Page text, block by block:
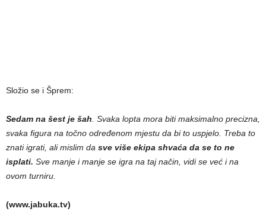
Složio se i Šprem:
Sedam na šest je šah . Svaka lopta mora biti maksimalno precizna,
svaka figura na točno određenom mjestu da bi to uspjelo. Treba to
znati igrati, ali mislim da sve više ekipa shvaća da se to ne
isplati. Sve manje i manje se igra na taj način, vidi se već i na
ovom turniru.
(www.jabuka.tv)